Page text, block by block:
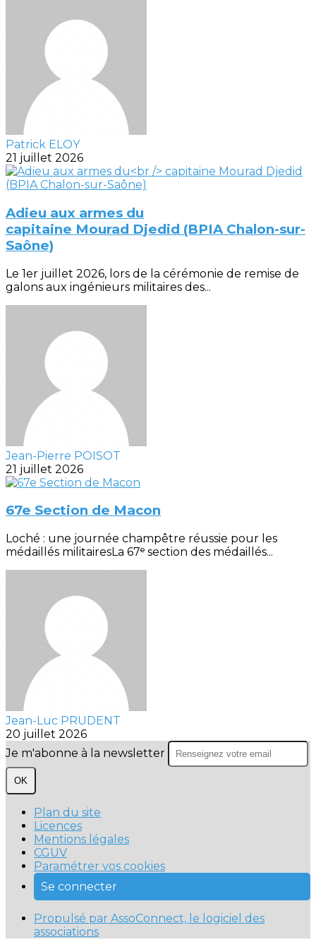
Patrick ELOY
21 juillet 2026
Adieu aux armes du
capitaine Mourad Djedid (BPIA Chalon-sur-
Saône)
Le 1er juillet 2026, lors de la cérémonie de remise de
galons aux ingénieurs militaires des...
Jean-Pierre POISOT
21 juillet 2026
67e Section de Macon
Loché : une journée champêtre réussie pour les
médaillés militairesLa 67ᵉ section des médaillés...
Jean-Luc PRUDENT
20 juillet 2026
Je m'abonne à la newsletter
OK
Plan du site
Licences
Mentions légales
CGUV
Paramétrer vos cookies
Se connecter
Propulsé par AssoConnect, le logiciel des
associations